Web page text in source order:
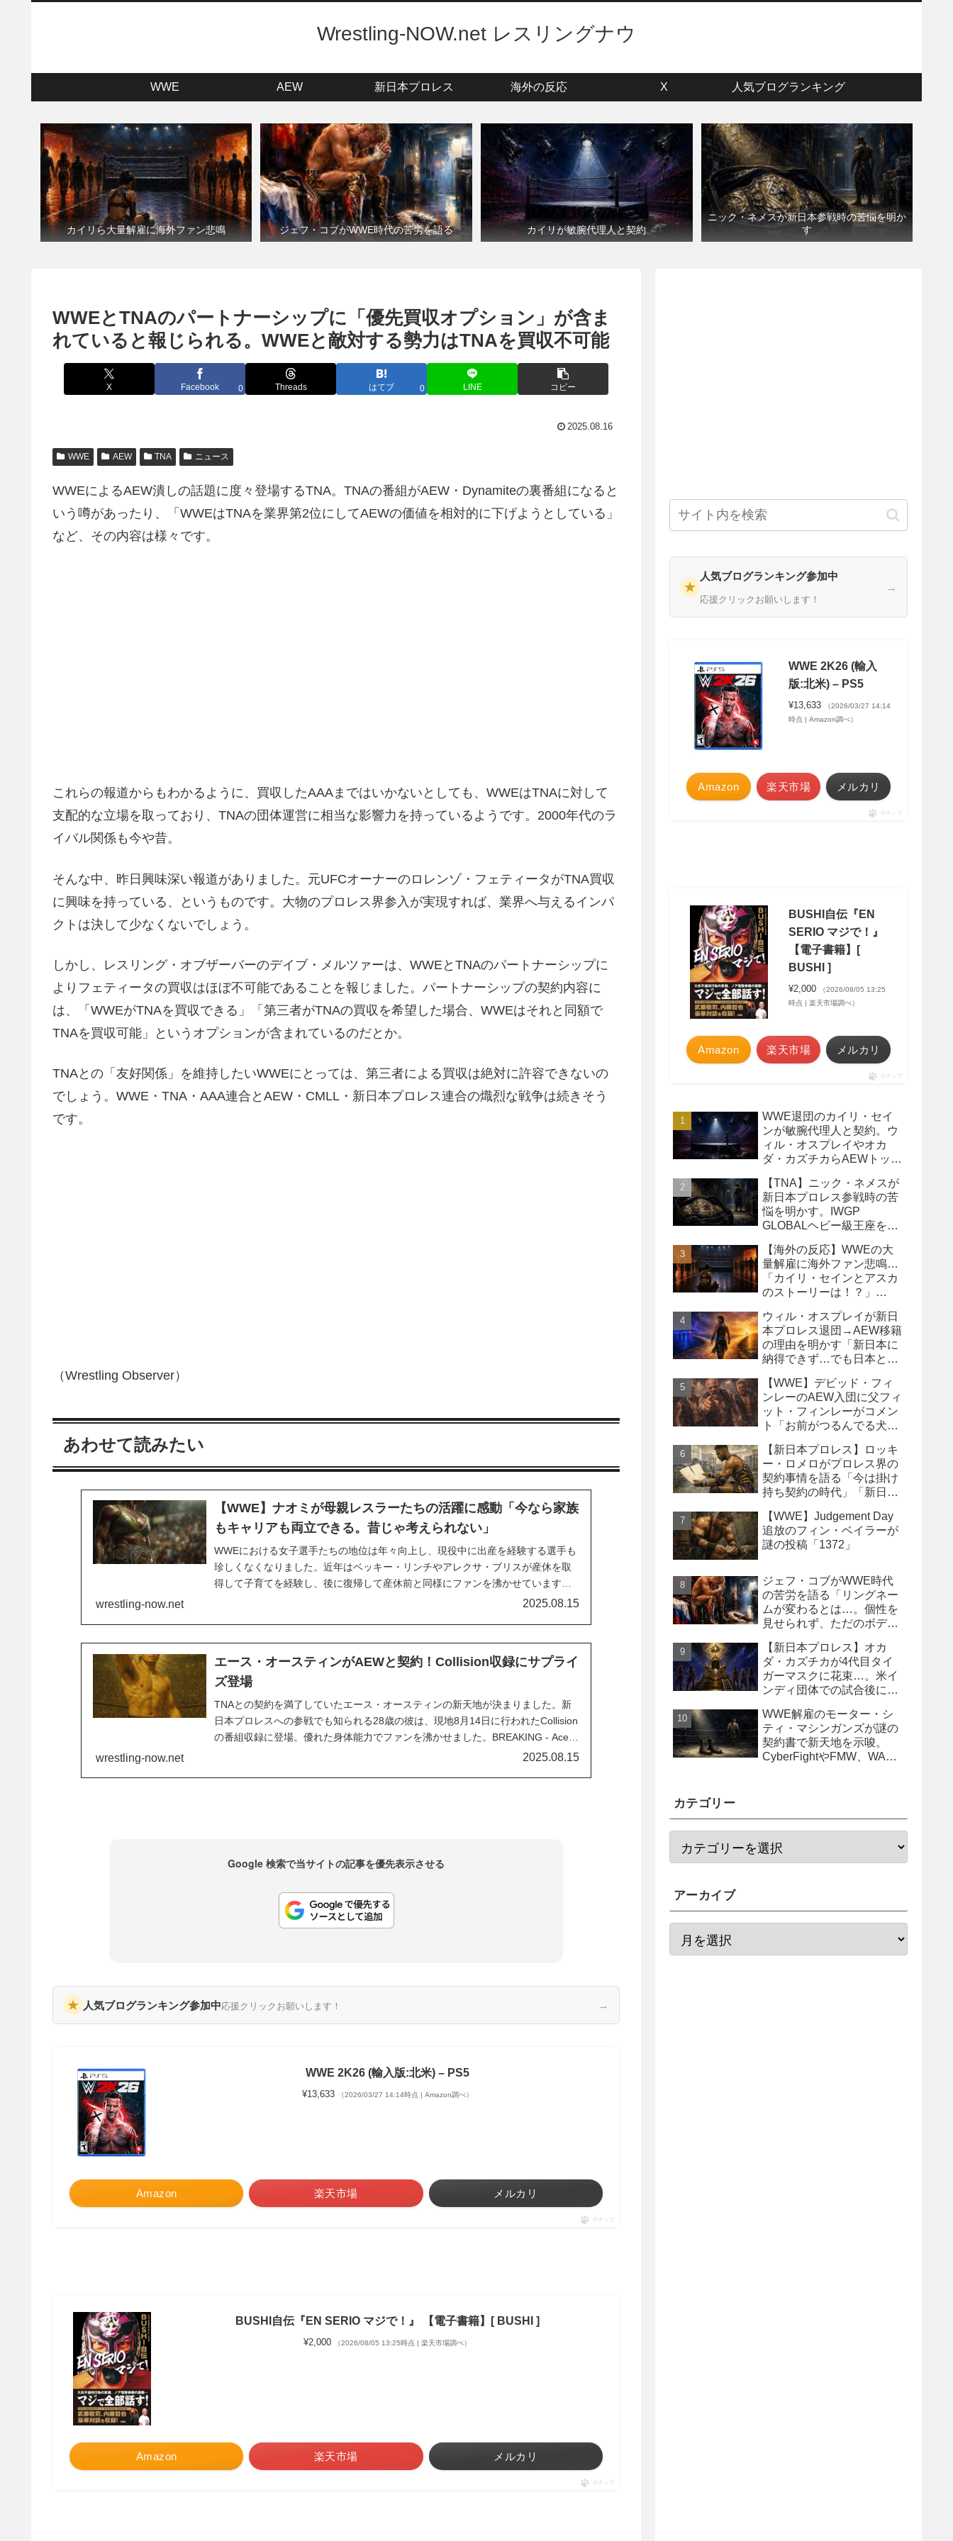
Wrestling-NOW.net レスリングナウ
WWE AEW 新日本プロレス 海外の反応 X 人気ブログランキング
カイリら大量解雇に海外ファン悲鳴 ジェフ・コブがWWE時代の苦労を語る カイリが敏腕代理人と契約
ニック・ネメスが新日本参戦時の苦悩を明か
す
WWEとTNAのパートナーシップに「優先買収オプション」が含ま
れていると報じられる。WWEと敵対する勢力はTNAを買収不可能
X Facebook 0 Threads はてブ 0 LINE コピー
2025.08.16
WWE AEW TNA ニュース
WWEによるAEW潰しの話題に度々登場するTNA。TNAの番組がAEW・Dynamiteの裏番組になると
いう噂があったり、「WWEはTNAを業界第2位にしてAEWの価値を相対的に下げようとしている」
など、その内容は様々です。
これらの報道からもわかるように、買収したAAAまではいかないとしても、WWEはTNAに対して
支配的な立場を取っており、TNAの団体運営に相当な影響力を持っているようです。2000年代のラ
イバル関係も今や昔。
そんな中、昨日興味深い報道がありました。元UFCオーナーのロレンゾ・フェティータがTNA買収
に興味を持っている、というものです。大物のプロレス界参入が実現すれば、業界へ与えるインパ
クトは決して少なくないでしょう。
しかし、レスリング・オブザーバーのデイブ・メルツァーは、WWEとTNAのパートナーシップに
よりフェティータの買収はほぼ不可能であることを報じました。パートナーシップの契約内容に
は、「WWEがTNAを買収できる」「第三者がTNAの買収を希望した場合、WWEはそれと同額で
TNAを買収可能」というオプションが含まれているのだとか。
TNAとの「友好関係」を維持したいWWEにとっては、第三者による買収は絶対に許容できないの
でしょう。WWE・TNA・AAA連合とAEW・CMLL・新日本プロレス連合の熾烈な戦争は続きそう
です。
（Wrestling Observer）
あわせて読みたい
【WWE】ナオミが母親レスラーたちの活躍に感動「今なら家族
もキャリアも両立できる。昔じゃ考えられない」
WWEにおける女子選手たちの地位は年々向上し、現役中に出産を経験する選手も
珍しくなくなりました。近年はベッキー・リンチやアレクサ・ブリスが産休を取
得して子育てを経験し、後に復帰して産休前と同様にファンを沸かせています。
WWEでは、自分が望む人生を歩みながらプロレスラーも続けられる…。多くの女
wrestling-now.net 2025.08.15
エース・オースティンがAEWと契約！Collision収録にサプライ
ズ登場
TNAとの契約を満了していたエース・オースティンの新天地が決まりました。新
日本プロレスへの参戦でも知られる28歳の彼は、現地8月14日に行われたCollision
の番組収録に登場。優れた身体能力でファンを沸かせました。BREAKING - Ace
wrestling-now.net 2025.08.15
Google 検索で当サイトの記事を優先表示させる
★ 人気ブログランキング参加中応援クリックお願いします！ →
WWE 2K26 (輸入版:北米) – PS5
¥13,633 （2026/03/27 14:14時点 | Amazon調べ）
Amazon 楽天市場 メルカリ
ポチップ
BUSHI自伝『EN SERIO マジで！』 【電子書籍】[ BUSHI ]
¥2,000 （2026/08/05 13:25時点 | 楽天市場調べ）
Amazon 楽天市場 メルカリ
ポチップ
★
人気ブログランキング参加中
応援クリックお願いします！
→
WWE 2K26 (輸入
版:北米) – PS5
¥13,633
（2026/03/27 14:14
時点 | Amazon調べ）
Amazon 楽天市場 メルカリ
ポチップ
BUSHI自伝『EN
SERIO マジで！』
【電子書籍】[
BUSHI ]
¥2,000
（2026/08/05 13:25
時点 | 楽天市場調べ）
Amazon 楽天市場 メルカリ
ポチップ
WWE退団のカイリ・セイ
ンが敏腕代理人と契約。ウ
ィル・オスプレイやオカ
ダ・カズチカらAEWトップ
【TNA】ニック・ネメスが
新日本プロレス参戦時の苦
悩を明かす。IWGP
GLOBALヘビー級王座を
挫
【海外の反応】WWEの大
量解雇に海外ファン悲鳴…
「カイリ・セインとアスカ
のストーリーは！？」
の犠牲になった」
ウィル・オスプレイが新日
本プロレス退団→AEW移籍
の理由を明かす「新日本に
納得できず…でも日本との
【WWE】デビッド・フィ
ンレーのAEW入団に父フィ
ット・フィンレーがコメン
ト「お前がつるんでる犬連
【新日本プロレス】ロッキ
ー・ロメロがプロレス界の
契約事情を語る「今は掛け
持ち契約の時代」「新日本
るべき」
【WWE】Judgement Day
追放のフィン・ベイラーが
謎の投稿「1372」
ジェフ・コブがWWE時代
の苦労を語る「リングネー
ムが変わるとは…。個性を
見せられず、ただのボディ
【新日本プロレス】オカ
ダ・カズチカが4代目タイ
ガーマスクに花束…。米イ
ンディ団体での試合後にサ
WWE解雇のモーター・シ
ティ・マシンガンズが謎の
契約書で新天地を示唆。
CyberFightやFMW、WAR
カテゴリー
アーカイブ